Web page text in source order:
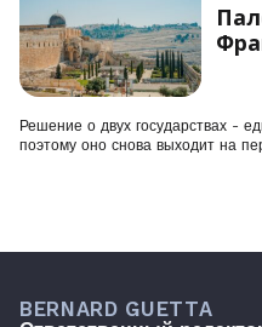
Решение о двух государствах -
поэтому оно снова выходит на
BERNARD GUETTA